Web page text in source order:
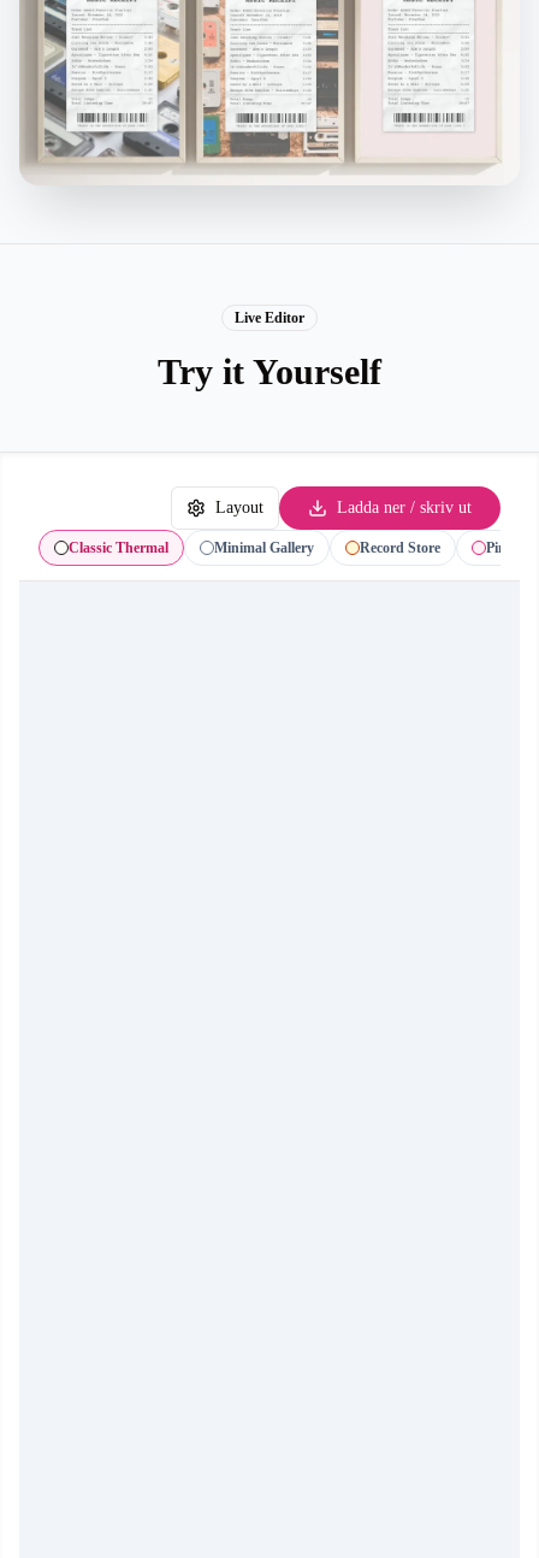
Live Editor
Try it Yourself
Layout Ladda ner / skriv ut
Classic Thermal Minimal Gallery Record Store Pink